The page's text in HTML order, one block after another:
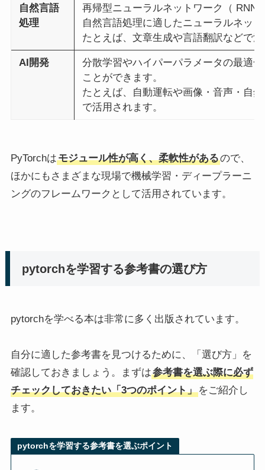
自然言語
処理
再帰型ニューラルネットワーク（ RNN
自然言語処理に適したニューラルネッ
たとえば、文章生成や言語翻訳などで
AI開発
分散学習やハイパーパラメータの最適
ことができます。
たとえば、自動運転や画像・音声・自
で活用されます。
PyTorchはモジュール性が高く、柔軟性があるので、
ほかにもさまざまな現場で機械学習・ディープラーニ
ングのフレームワークとして活用されています。
pytorchを学習する参考書の選び方
pytorchを学べる本は非常に多く出版されています。
自分に適した参考書を見つけるために、「選び方」を
確認しておきましょう。まずは参考書を選ぶ際に必ず
チェックしておきたい「3つのポイント」をご紹介し
ます。
pytorchを学習する参考書を選ぶポイント